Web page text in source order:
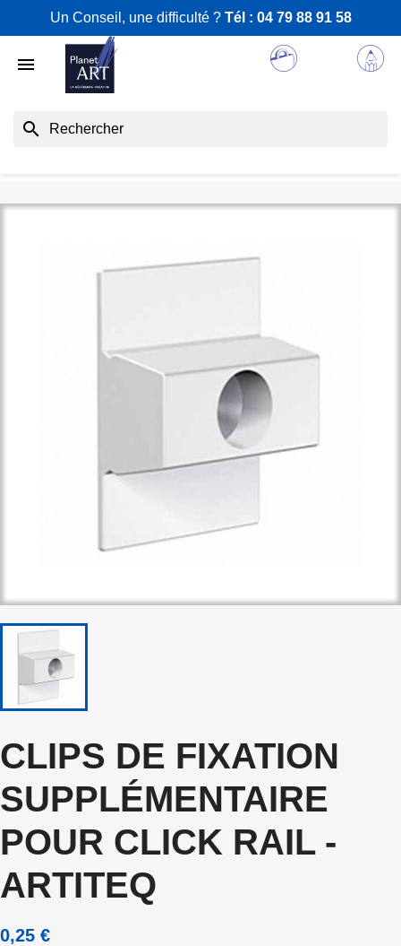
Un Conseil, une difficulté ? Tél : 04 79 88 91 58

search
CLIPS DE FIXATION
SUPPLÉMENTAIRE
POUR CLICK RAIL -
ARTITEQ
0,25 €